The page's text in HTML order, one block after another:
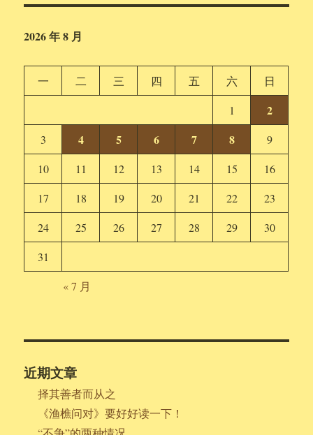
2026 年 8 月
一 二 三 四 五 六
日
1
2
3 4 5 6 7 8
9
10
11 12 13 14 15
16
17
18 19 20 21 22
23
24
25 26 27 28 29
30
31
« 7 月
近期文章
择其善者而从之
《渔樵问对》要好好读一下！